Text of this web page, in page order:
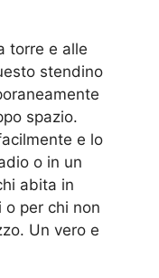
torre e alle
stendino
spazio.
e lo
o in un
abita in
per chi non
Un vero e